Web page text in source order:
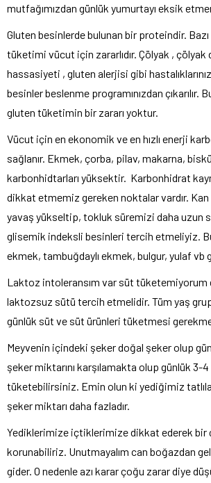
mutfağımızdan günlük yumurtayı eksik
Gluten besinlerde bulunan bir proteindir.
tüketimi vücut için zararlıdır. Çölyak , çölyak
hassasiyeti , gluten alerjisi gibi
besinler beslenme programınızdan çıkarılır.
gluten tüketimin bir zararı yoktur.
Vücut için en ekonomik ve en hızlı enerji
sağlanır. Ekmek, çorba, pilav, makarna,
karbonhidtarları yüksektir. Karbonhidrat
dikkat etmemiz gereken noktalar vardır.
yavaş yükseltip, tokluk süremizi daha uzun
glisemik indeksli besinleri tercih etmeliyiz.
ekmek, tambuğdaylı ekmek, bulgur, yulaf vb
Laktoz intoleransım var süt tüketemiyorum
laktozsuz sütü tercih etmelidir. Tüm yaş
günlük süt ve süt ürünleri tüketmesi
Meyvenin içindeki şeker doğal şeker olup
şeker miktarını karşılamakta olup günlük 3-
tüketebilirsiniz. Emin olun ki yediğimiz
şeker miktarı daha fazladır.
Yediklerimize içtiklerimize dikkat ederek bir
korunabiliriz. Unutmayalım can boğazdan
gider. O nedenle azı karar çoğu zarar diye